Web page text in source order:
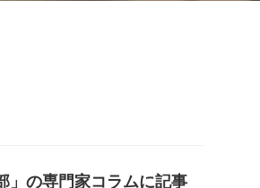
」の専門家コラムに記事